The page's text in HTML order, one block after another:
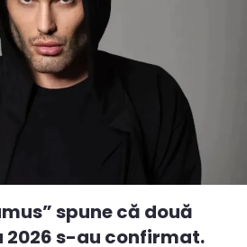
spune că două
s-au confirmat.